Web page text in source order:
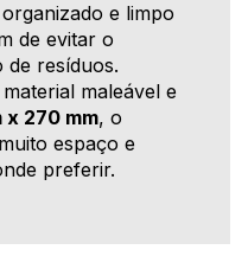
e limpo
de evitar o
de resíduos.
maleável e
x 270 mm, o
espaço e
preferir.